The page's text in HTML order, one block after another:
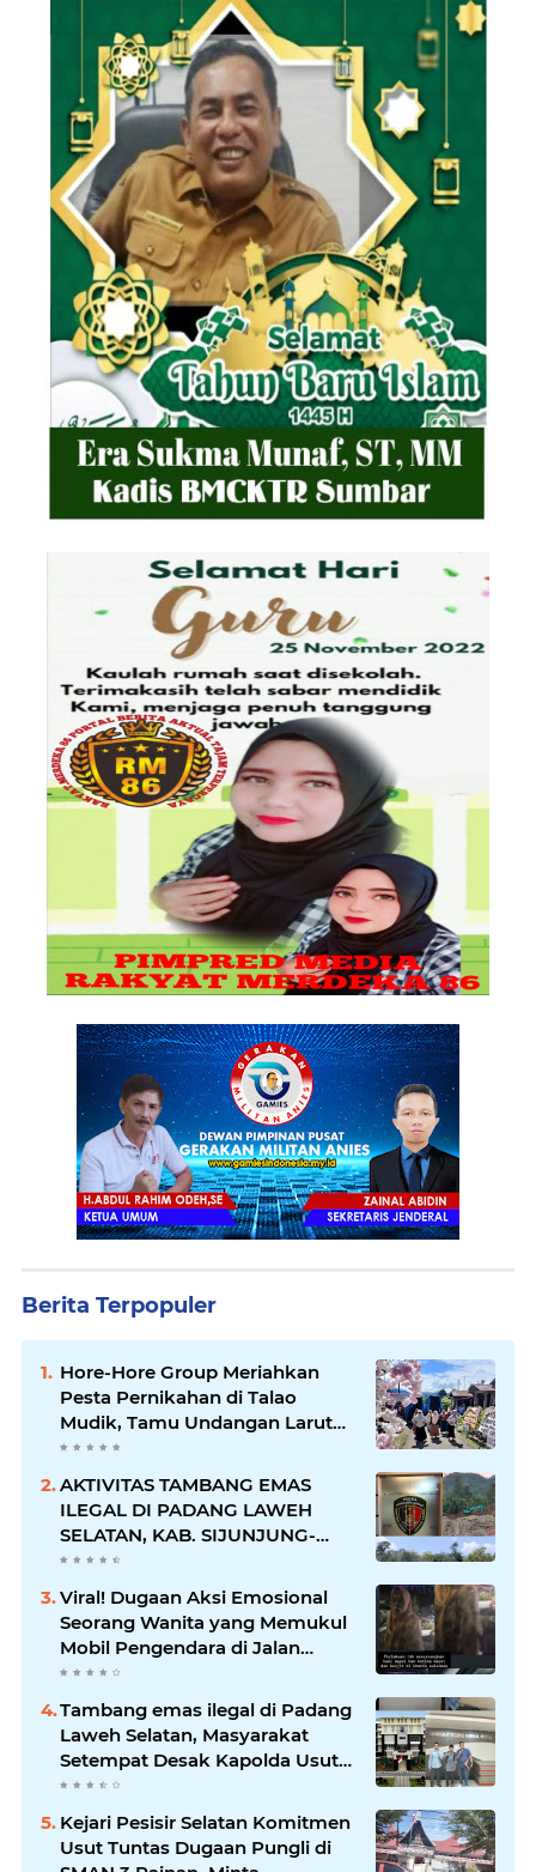
Berita Terpopuler
Hore-Hore Group Meriahkan
Pesta Pernikahan di Talao
Mudik, Tamu Undangan Larut
dalam Suasana Penuh
AKTIVITAS TAMBANG EMAS
ILEGAL DI PADANG LAWEH
SELATAN, KAB. SIJUNJUNG-
SUMBAR SEMAKIN
Viral! Dugaan Aksi Emosional
Seorang Wanita yang Memukul
Mobil Pengendara di Jalan
Khatib Sulaiman
Tambang emas ilegal di Padang
Laweh Selatan, Masyarakat
Setempat Desak Kapolda Usut
Tuntas
Kejari Pesisir Selatan Komitmen
Usut Tuntas Dugaan Pungli di